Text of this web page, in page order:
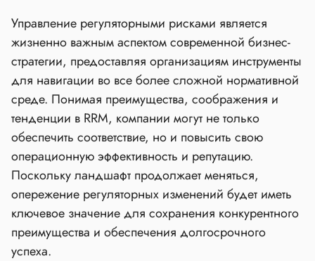
Управление регуляторными рисками является
жизненно важным аспектом современной бизнес-
стратегии, предоставляя организациям инструменты
для навигации во все более сложной нормативной
среде. Понимая преимущества, соображения и
тенденции в RRM, компании могут не только
обеспечить соответствие, но и повысить свою
операционную эффективность и репутацию.
Поскольку ландшафт продолжает меняться,
опережение регуляторных изменений будет иметь
ключевое значение для сохранения конкурентного
преимущества и обеспечения долгосрочного
успеха.